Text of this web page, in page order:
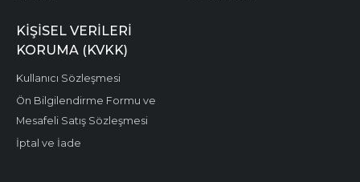
KIŞISEL VERILERI
KORUMA (KVKK)
Kullanıcı Sözleşmesi
Ön Bilgilendirme Formu ve
Mesafeli Satış Sözleşmesi
İptal ve İade